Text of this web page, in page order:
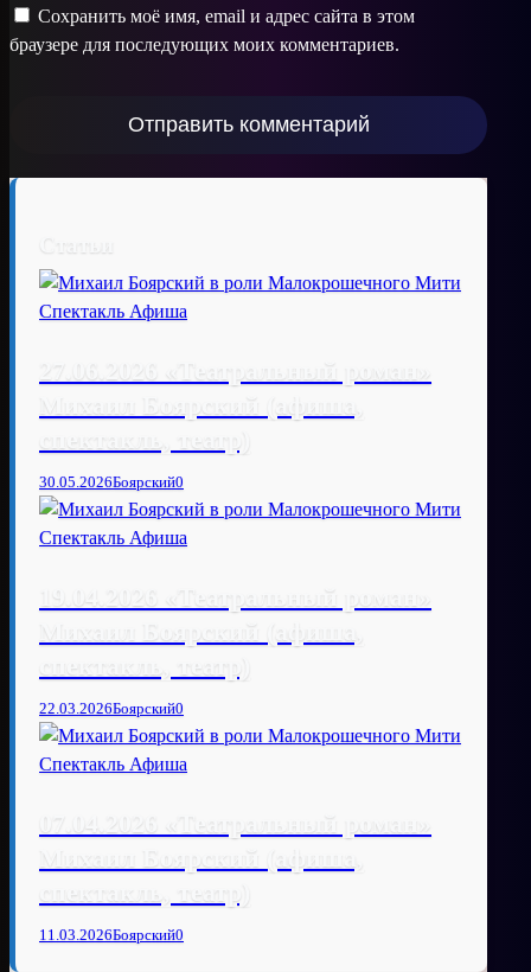
Сохранить моё имя, email и адрес сайта в этом
браузере для последующих моих комментариев.
27.06.2026 «Театральный роман»
Михаил Боярский (афиша,
спектакль, театр)
30.05.2026Боярский0
19.04.2026 «Театральный роман»
Михаил Боярский (афиша,
спектакль, театр)
22.03.2026Боярский0
07.04.2026 «Театральный роман»
Михаил Боярский (афиша,
спектакль, театр)
11.03.2026Боярский0